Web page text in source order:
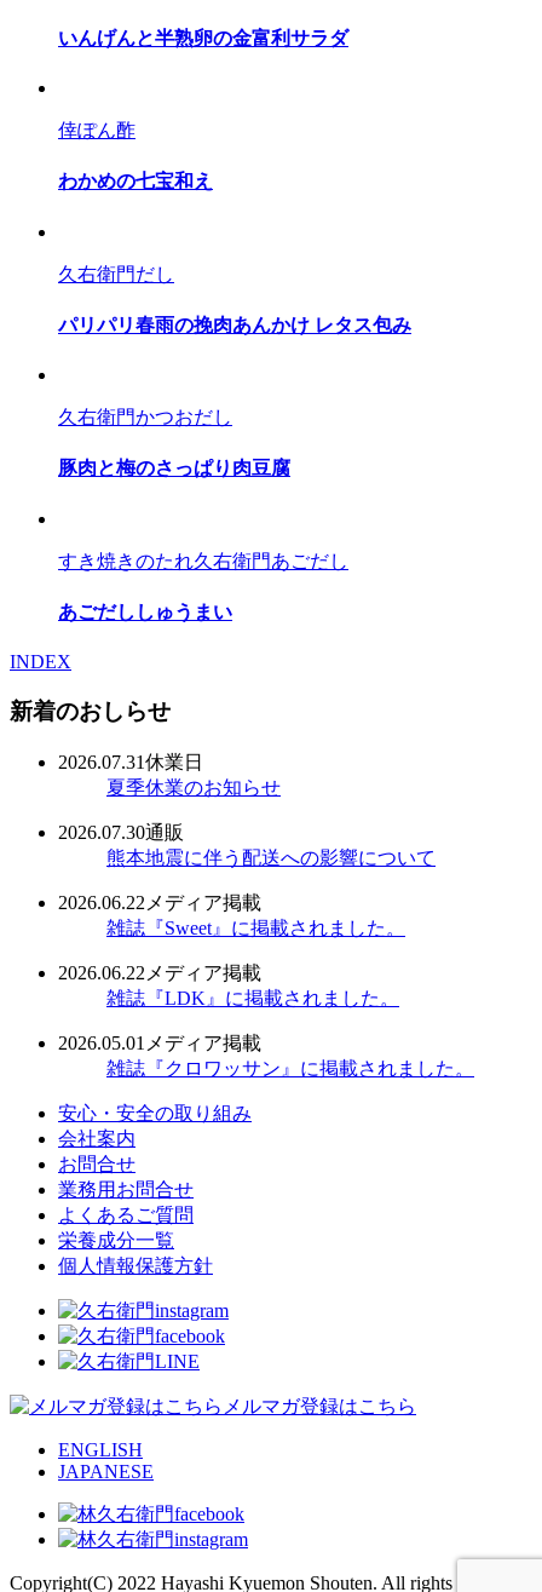
いんげんと半熟卵の金富利サラダ
倖ぽん酢
わかめの七宝和え
久右衛門だし
パリパリ春雨の挽肉あんかけ レタス包み
久右衛門かつおだし
豚肉と梅のさっぱり肉豆腐
すき焼きのたれ久右衛門あごだし
あごだししゅうまい
INDEX
新着のおしらせ
2026.07.31休業日
夏季休業のお知らせ
2026.07.30通販
熊本地震に伴う配送への影響について
2026.06.22 メディア掲載
雑誌『Sweet』に掲載されました。
2026.06.22 メディア掲載
雑誌『LDK』に掲載されました。
2026.05.01 メディア掲載
雑誌『クロワッサン』に掲載されました。
安心・安全の取り組み
会社案内
お問合せ
業務用お問合せ
よくあるご質問
栄養成分一覧
個人情報保護方針
メルマガ登録はこちら
ENGLISH
JAPANESE
Copyright(C) 2022 Hayashi Kyuemon Shouten. All rights reserved.